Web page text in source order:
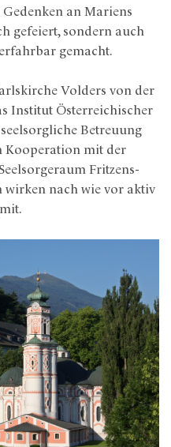
an Mariens
gefeiert, sondern auch
gemacht.
Volders von der
Institut Österreichischer
Betreuung
Kooperation mit der
Fritzens-
wirken nach wie vor aktiv